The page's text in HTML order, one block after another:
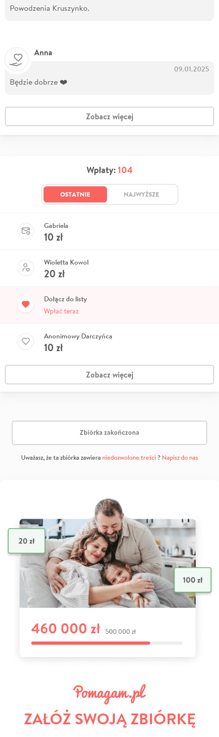
Powodzenia Kruszynko.
Anna
09.01.2025
Będzie dobrze ❤️
Zobacz więcej
Wpłaty: 104
OSTATNIE NAJWYŻSZE
Gabriela
10 zł
Wioletta Kowol
20 zł
Dołącz do listy
Wpłać teraz
Anonimowy Darczyńca
10 zł
Zobacz więcej
Zbiórka zakończona
Uważasz, że ta zbiórka zawiera niedozwolone treści? Napisz do nas
ZAŁÓŻ SWOJĄ ZBIÓRKĘ